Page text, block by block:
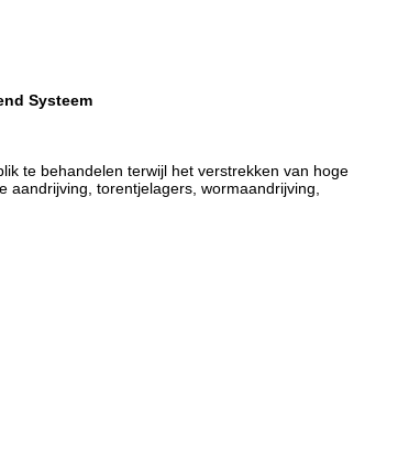
Systeem
te behandelen terwijl het verstrekken van hoge
torentjelagers, wormaandrijving,